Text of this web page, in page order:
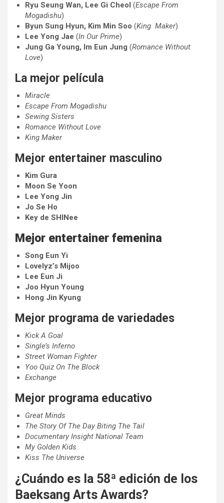
Ryu Seung Wan, Lee Gi Cheol (Escape From
Mogadishu)
Byun Sung Hyun, Kim Min Soo (King Maker)
Lee Yong Jae (In Our Prime)
Jung Ga Young, Im Eun Jung (Romance Without
Love)
La mejor película
Miracle
Escape From Mogadishu
Sewing Sisters
Romance Without Love
King Maker
Mejor entertainer masculino
Kim Gura
Moon Se Yoon
Lee Yong Jin
Jo Se Ho
Key de SHINee
Mejor entertainer femenina
Song Eun Yi
Lovelyz’s Mijoo
Lee Eun Ji
Joo Hyun Young
Hong Jin Kyung
Mejor programa de variedades
Kick A Goal
Single’s Inferno
Street Woman Fighter
Yoo Quiz On The Block
Exchange
Mejor programa educativo
Great Minds
The Story Of The Day Biting The Tail
Documentary Insight National Team
My Golden Kids
Kiss The Universe
¿Cuándo es la 58ª edición de los
Baeksang Arts Awards?